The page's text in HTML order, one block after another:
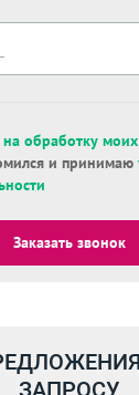
на обработку
и принимаю
Заказать звонок
ЗАПРОСУ